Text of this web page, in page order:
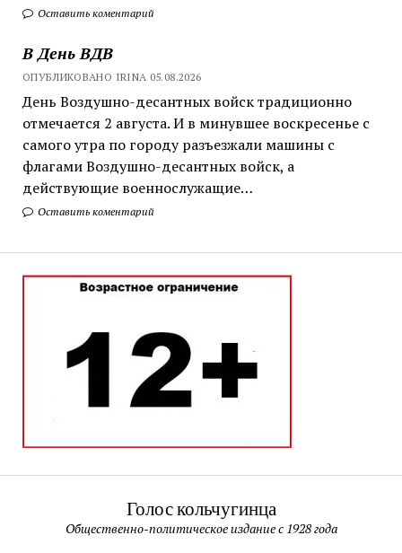
Оставить коментарий
В День ВДВ
ОПУБЛИКОВАНО IRINA 05.08.2026
День Воздушно-десантных войск традиционно
отмечается 2 августа. И в минувшее воскресенье с
самого утра по городу разъезжали машины с
флагами Воздушно-десантных войск, а
действующие военнослужащие…
Оставить коментарий
Голос кольчугинца
Общественно-политическое издание с 1928 года